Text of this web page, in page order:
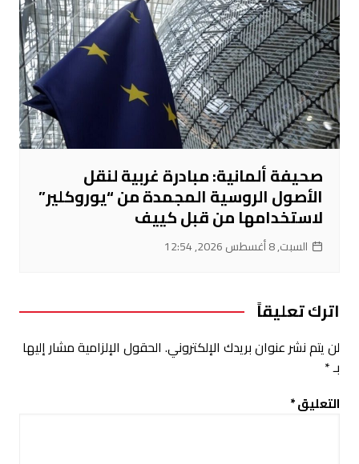
صحيفة ألمانية: مبادرة غربية لنقل
الأصول الروسية المجمدة من “يوروكلير”
لاستخدامها من قبل كييف
السبت, 8 أغسطس 2026, 12:54
اترك تعليقاً
لن يتم نشر عنوان بريدك الإلكتروني. الحقول الإلزامية مشار إليها
بـ*
التعليق*